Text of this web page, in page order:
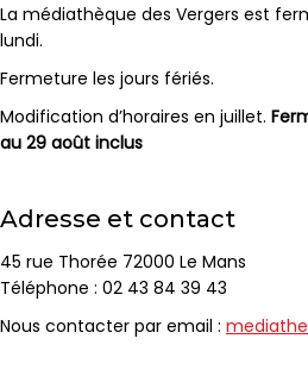
La médiathèque des Vergers est
lundi.
Fermeture les jours fériés.
Modification d’horaires en juillet.
au 29 août inclus
Adresse et contact
45 rue Thorée 72000 Le Mans
Téléphone : 02 43 84 39 43
Nous contacter par email :